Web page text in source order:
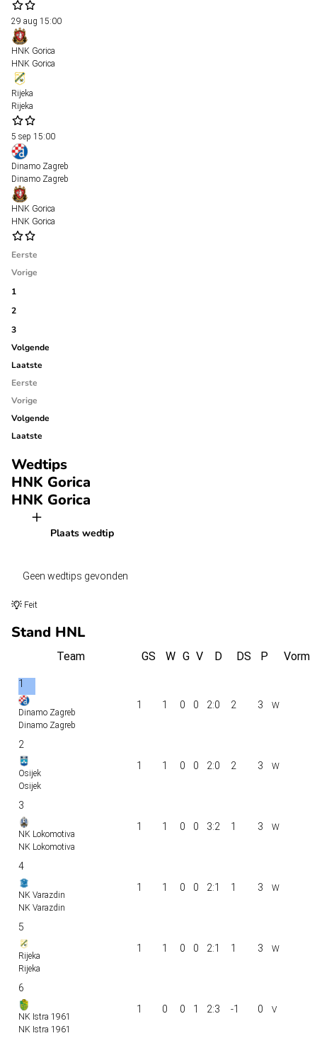
29 aug 15:00
HNK Gorica
HNK Gorica
Rijeka
Rijeka
5 sep 15:00
Dinamo Zagreb
Dinamo Zagreb
HNK Gorica
HNK Gorica
Eerste
Vorige
1
2
3
Volgende
Laatste
Eerste
Vorige
Volgende
Laatste
Wedtips
HNK Gorica
HNK Gorica
Plaats wedtip
Geen wedtips gevonden
Feit
Stand HNL
Team GS W G V D DS P Vorm
1
Dinamo Zagreb
Dinamo Zagreb
1 1 0 0 2:0 2 3
2
Osijek
Osijek
1 1 0 0 2:0 2 3
3
NK Lokomotiva
NK Lokomotiva
1 1 0 0 3:2 1 3
4
NK Varazdin
NK Varazdin
1 1 0 0 2:1 1 3
5
Rijeka
Rijeka
1 1 0 0 2:1 1 3
6
NK Istra 1961
NK Istra 1961
1 0 0 1 2:3 -1 0